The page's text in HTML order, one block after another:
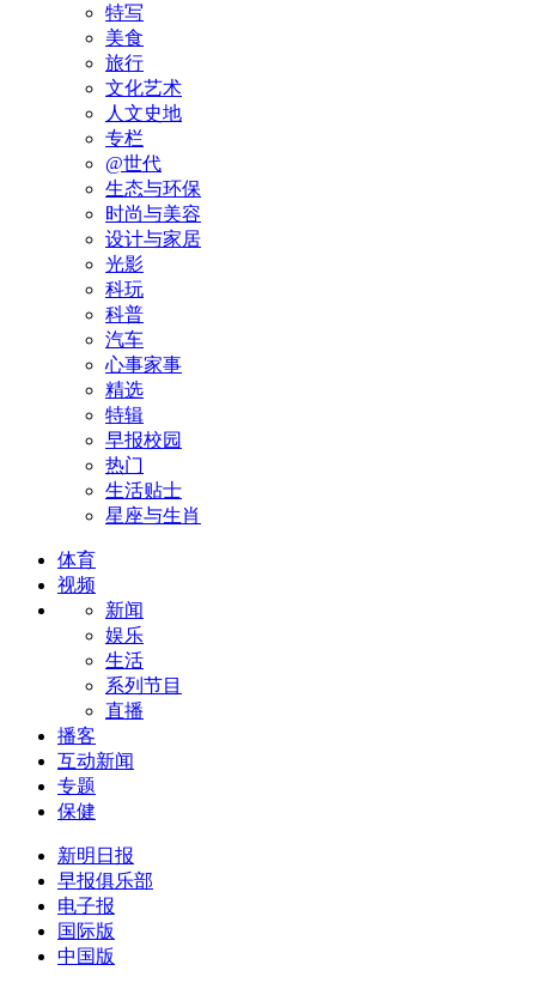
特写
美食
旅行
文化艺术
人文史地
专栏
@世代
生态与环保
时尚与美容
设计与家居
光影
科玩
科普
汽车
心事家事
精选
特辑
早报校园
热门
生活贴士
星座与生肖
体育
视频
新闻
娱乐
生活
系列节目
直播
播客
互动新闻
专题
保健
新明日报
早报俱乐部
电子报
国际版
中国版